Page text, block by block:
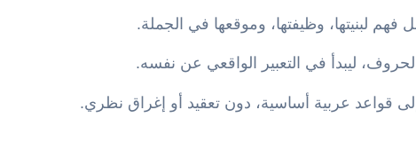
لبنيتها، وظيفتها، وموقعها في الجملة.
ليبدأ في التعبير الواقعي عن نفسه.
قواعد عربية أساسية، دون تعقيد أو إغراق نظري.